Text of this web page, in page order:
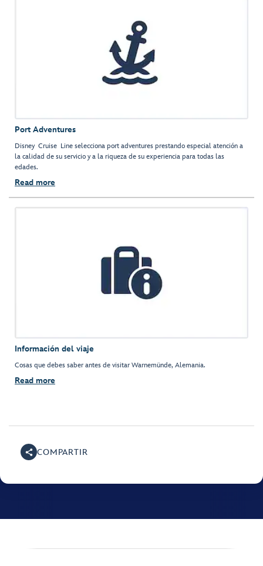
Port Adventures
Disney Cruise Line selecciona port adventures prestando especial atención a
la calidad de su servicio y a la riqueza de su experiencia para todas las
edades.
Read more
Información del viaje
Cosas que debes saber antes de visitar Warnemünde, Alemania.
Read more
COMPARTIR